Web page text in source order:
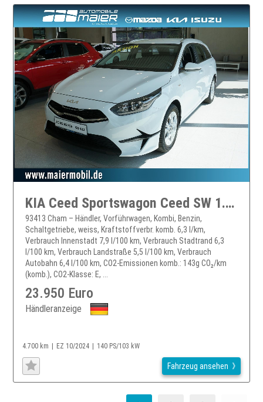
KIA Ceed Sportswagon Ceed SW 1.5 TGDI Vision *NAVI* KAMERA* PDC*
93413 Cham – Händler, Vorführwagen, Kombi, Benzin,
Schaltgetriebe, weiss, Kraftstoffverbr. komb. 6,3 l/km,
Verbrauch Innenstadt 7,9 l/100 km, Verbrauch Stadtrand 6,3
l/100 km, Verbrauch Landstraße 5,5 l/100 km, Verbrauch
Autobahn 6,4 l/100 km, CO2-Emissionen komb.: 143g CO₂/km
(komb.), CO2-Klasse: E, ...
23.950 Euro
Händleranzeige
4.700 km EZ 10/2024 140 PS/103 kW
Fahrzeug ansehen